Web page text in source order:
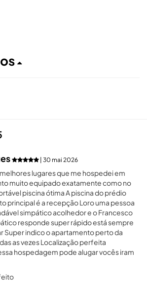
| 30 mai 2026
lugares que me hospedei em
muito equipado exatamente como no
piscina ótima A piscina do prédio
principal é a recepção Loro uma pessoa
simpático acolhedor e o Francesco
responde super rápido está sempre
Super indico o apartamento perto da
as vezes Localização perfeita
hospedagem pode alugar vocês iram